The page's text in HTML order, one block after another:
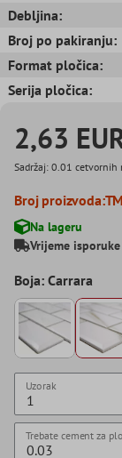
Debljina:
Broj po pakiranju:
Format pločica:
Serija pločica:
2,63
Sadržaj: 0.01 cetvornih
Broj proizvoda:
Na lageru
Vrijeme
Boja: Carrara
Uzorak
Trebate cement za